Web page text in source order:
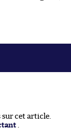
cet article.